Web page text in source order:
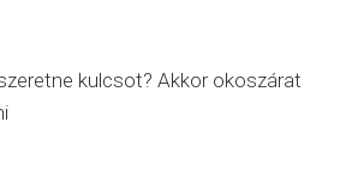
kulcsot? Akkor okoszárat